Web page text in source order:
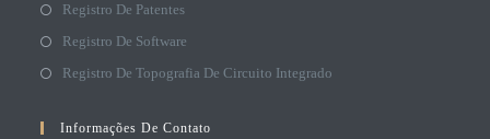
Registro De Patentes
Registro De Software
Registro De Topografia De Circuito Integrado
Informações De Contato